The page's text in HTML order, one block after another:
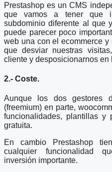
Prestashop es un CMS
que vamos a tener que
subdominio diferente al que
puede parecer poco
web una con el ecommerce
que desviar nuestras
cliente y desposicionarnos en
2.- Coste.
Aunque los dos gestores
(freemium) en parte,
funcionalidades, plantillas
gratuita.
En cambio Prestashop
cualquier funcionalidad
inversión importante.